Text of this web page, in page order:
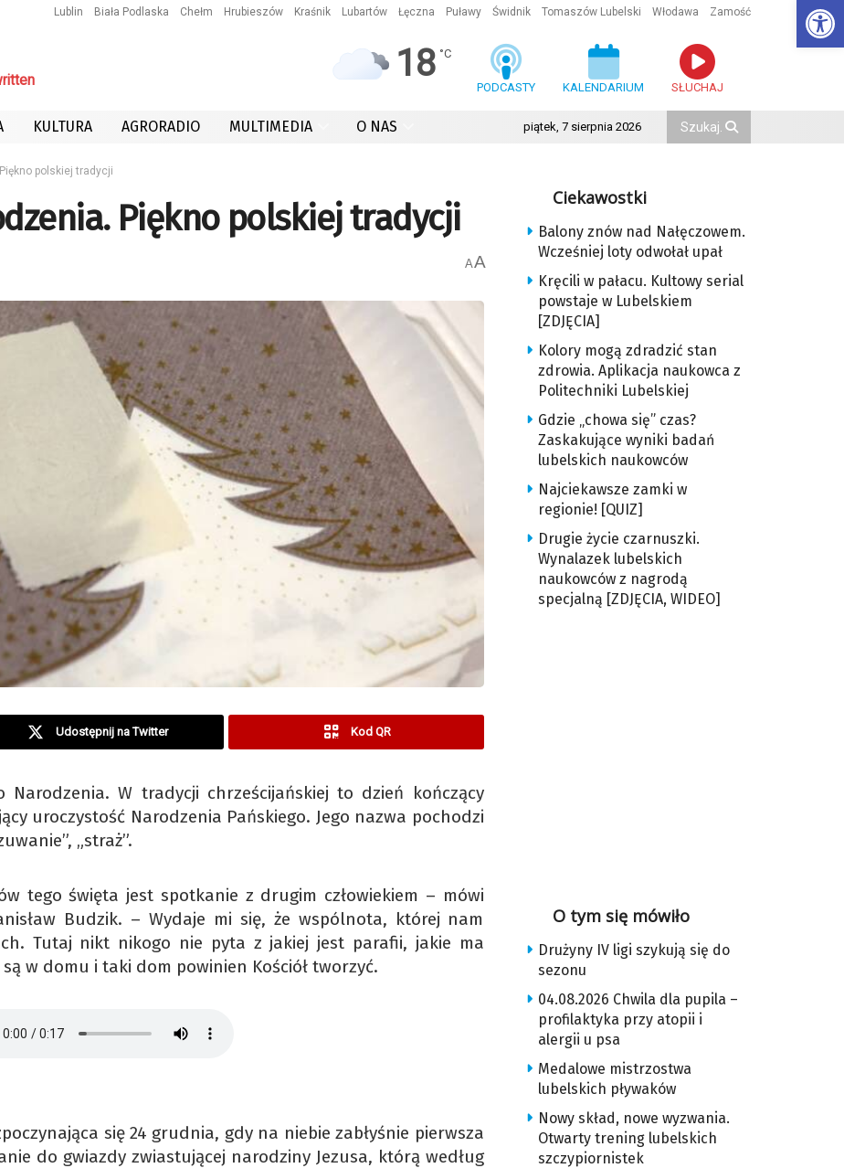
Lublin Biała Podlaska Chełm Hrubieszów Kraśnik Lubartów Łęczna Puławy Świdnik Tomaszów Lubelski Włodawa Zamość
18 °C
PODCASTY KALENDARIUM SŁUCHAJ
KULTURA AGRORADIO MULTIMEDIA O NAS piątek, 7 sierpnia 2026
polskiej tradycji
Piękno polskiej tradycji
AA
Udostępnij na Twitter Kod QR
W tradycji chrześcijańskiej to dzień kończący
uroczystość Narodzenia Pańskiego. Jego nazwa pochodzi
„straż”.
tego święta jest spotkanie z drugim człowiekiem – mówi
Budzik. – Wydaje mi się, że wspólnota, której nam
Tutaj nikt nikogo nie pyta z jakiej jest parafii, jakie ma
w domu i taki dom powinien Kościół tworzyć.
się 24 grudnia, gdy na niebie zabłyśnie pierwsza
do gwiazdy zwiastującej narodziny Jezusa, którą według
Ciekawostki
Balony znów nad Nałęczowem.
Wcześniej loty odwołał upał
Kręcili w pałacu. Kultowy serial
powstaje w Lubelskiem
[ZDJĘCIA]
Kolory mogą zdradzić stan
zdrowia. Aplikacja naukowca z
Politechniki Lubelskiej
Gdzie „chowa się” czas?
Zaskakujące wyniki badań
lubelskich naukowców
Najciekawsze zamki w
regionie! [QUIZ]
Drugie życie czarnuszki.
Wynalazek lubelskich
naukowców z nagrodą
specjalną [ZDJĘCIA, WIDEO]
O tym się mówiło
Drużyny IV ligi szykują się do
sezonu
04.08.2026 Chwila dla pupila –
profilaktyka przy atopii i
alergii u psa
Medalowe mistrzostwa
lubelskich pływaków
Nowy skład, nowe wyzwania.
Otwarty trening lubelskich
szczypiornistek